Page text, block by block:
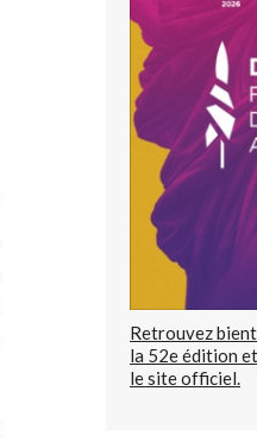
Retrouvez
la 52e édition
le site officiel.